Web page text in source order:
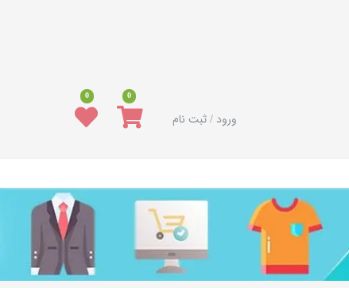
ورود / ثبت نام
0
0